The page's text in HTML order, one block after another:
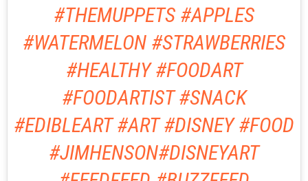
#THEMUPPETS #APPLES
#WATERMELON #STRAWBERRIES
#HEALTHY #FOODART
#FOODARTIST #SNACK
#EDIBLEART #ART #DISNEY #FOOD
#JIMHENSON#DISNEYART